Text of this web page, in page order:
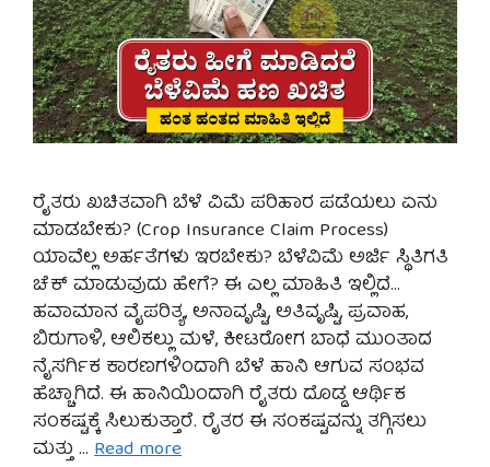
ರೈತರು ಖಚಿತವಾಗಿ ಬೆಳೆ ವಿಮೆ ಪರಿಹಾರ ಪಡೆಯಲು ಏನು
ಮಾಡಬೇಕು? (Crop Insurance Claim Process)
ಯಾವೆಲ್ಲ ಅರ್ಹತೆಗಳು ಇರಬೇಕು? ಬೆಳೆವಿಮೆ ಅರ್ಜಿ ಸ್ಥಿತಿಗತಿ
ಚೆಕ್ ಮಾಡುವುದು ಹೇಗೆ? ಈ ಎಲ್ಲ ಮಾಹಿತಿ ಇಲ್ಲಿದೆ…
ಹವಾಮಾನ ವೈಪರಿತ್ಯ, ಅನಾವೃಷ್ಟಿ, ಅತಿವೃಷ್ಟಿ, ಪ್ರವಾಹ,
ಬಿರುಗಾಳಿ, ಆಲಿಕಲ್ಲು ಮಳೆ, ಕೀಟರೋಗ ಬಾಧೆ ಮುಂತಾದ
ನೈಸರ್ಗಿಕ ಕಾರಣಗಳಿಂದಾಗಿ ಬೆಳೆ ಹಾನಿ ಆಗುವ ಸಂಭವ
ಹೆಚ್ಚಾಗಿದೆ. ಈ ಹಾನಿಯಿಂದಾಗಿ ರೈತರು ದೊಡ್ಡ ಆರ್ಥಿಕ
ಸಂಕಷ್ಟಕ್ಕೆ ಸಿಲುಕುತ್ತಾರೆ. ರೈತರ ಈ ಸಂಕಷ್ಟವನ್ನು ತಗ್ಗಿಸಲು
ಮತ್ತು … Read more